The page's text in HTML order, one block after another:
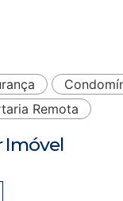
Remota
Imóvel